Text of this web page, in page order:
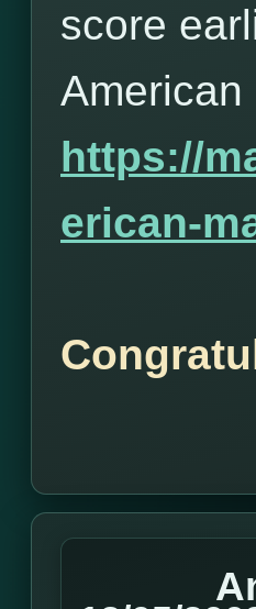
score
https://
erican-